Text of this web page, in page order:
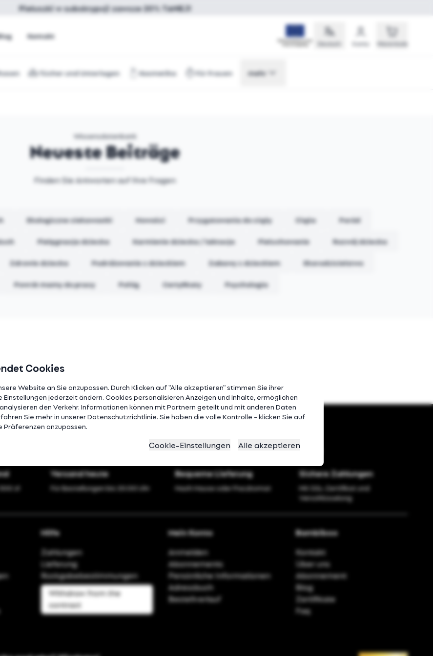
Pieluszki w subskrypcji zawsze 20% TANIEJ!
Kontakt
Deutsch Konto Warenkorb
Tücher und Unterlagen Kosmetika Für Frauen mehr
Wissensdatenbank
Neueste Beiträge
Finden Sie Antworten auf Ihre Fragen
Ekologiczne ciekawostki Nowości Przygotowania do ciąży Ciąża Poród
Pielęgnacja dziecka Karmienie dziecka / laktacja Pieluchowanie Rozwój dziecka
Zdrowie dziecka Podróżowanie z dzieckiem Zabawy z dzieckiem Ekorodzicielstwo
Powrót mamy do pracy Połóg Certyfikaty Psychologia
Beiträge in dieser Kategorie gefunden
zł
Versand heute
Für Bestellungen bis 20:00 Uhr
Bequeme Lieferung
Nach Hause oder Paczkomat
Sichere Zahlungen
Mit SSL-Zertifikat und
Verschlüsselung
Hilfe
Zahlungen
Lieferung
Rückgabebestimmungen
Withdraw from the
contract
Mein Konto
Anmelden
Abonnements
Persönliche Informationen
Adressbuch
Bestellverlauf
Bambiboo
Kontakt
Über uns
Abonnement
Blog
Zertifikate
Faq
Cookies
Website an Sie anzupassen. Durch Klicken auf "Alle akzeptieren" stimmen Sie ihrer
Einstellungen jederzeit ändern. Cookies personalisieren Anzeigen und Inhalte, ermöglichen
den Verkehr. Informationen können mit Partnern geteilt und mit anderen Daten
Sie mehr in unserer Datenschutzrichtlinie. Sie haben die volle Kontrolle - klicken Sie auf
Präferenzen anzupassen.
Cookie-Einstellungen Alle akzeptieren